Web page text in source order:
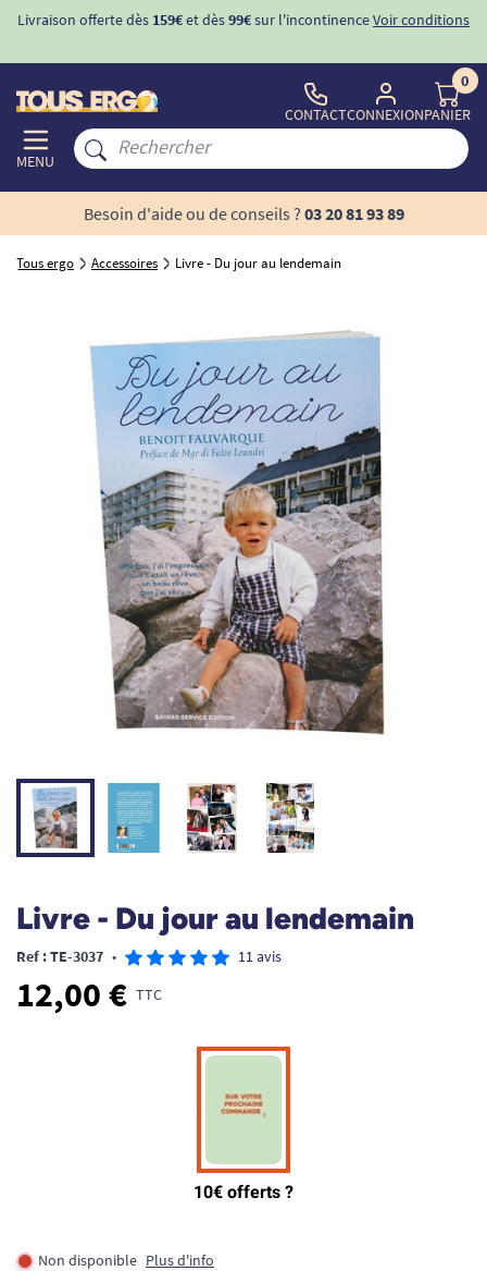
Livraison offerte dès 159€et dès99€sur l'incontinenceVoir conditions
MENU
CONTACTCONNEXION
0
PANIER
Besoin d'aide ou de conseils ? 03 20 81 93 89
Tous ergo Accessoires Livre - Du jour au lendemain
Livre - Du jour au lendemain
Ref : TE-3037 • 11 avis
12,00 € TTC
Non disponible Plus d'info